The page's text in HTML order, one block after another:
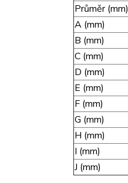
Průměr (mm)
A (mm)
B (mm)
C (mm)
D (mm)
E (mm)
F (mm)
G (mm)
H (mm)
I (mm)
J (mm)